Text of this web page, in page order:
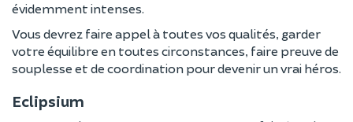
évidemment intenses.
Vous devrez faire appel à toutes vos qualités, garder
votre équilibre en toutes circonstances, faire preuve de
souplesse et de coordination pour devenir un vrai héros.
Eclipsium